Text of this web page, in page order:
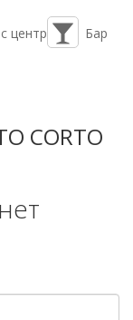
центр Бар
CORTO